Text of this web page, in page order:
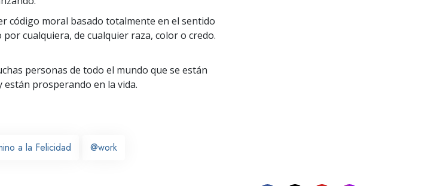
código moral basado totalmente en el sentido
cualquiera, de cualquier raza, color o credo.
personas de todo el mundo que se están
prosperando en la vida.
a la Felicidad @work